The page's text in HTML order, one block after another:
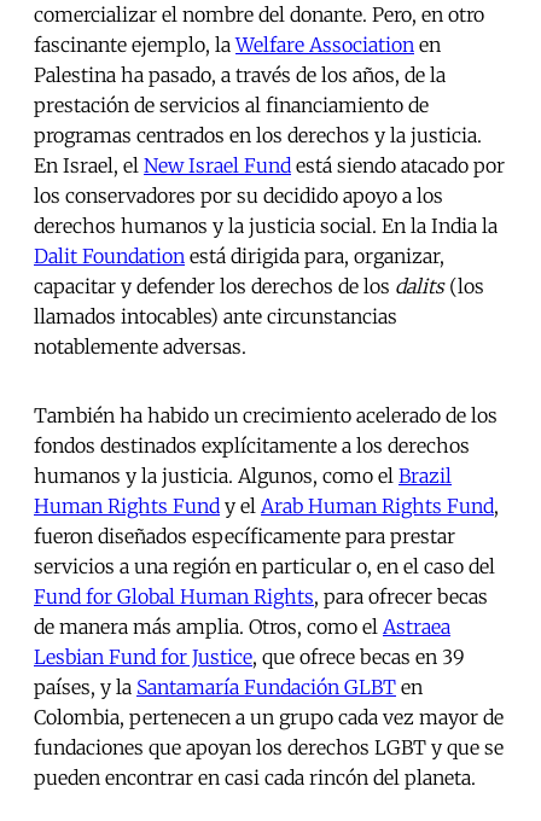
comercializar el nombre del donante. Pero, en otro
fascinante ejemplo, laWelfare Association en
Palestina ha pasado, a través de los años, de la
prestación de servicios al financiamiento de
programas centrados en los derechos y la justicia.
En Israel, el New Israel Fund está siendo atacado por
los conservadores por su decidido apoyo a los
derechos humanos y la justicia social. En la India la
Dalit Foundation está dirigida para, organizar,
capacitar y defender los derechos de los dalits(los
llamados intocables) ante circunstancias
notablemente adversas.
También ha habido un crecimiento acelerado de los
fondos destinados explícitamente a los derechos
humanos y la justicia. Algunos, como el Brazil
Human Rights Fund y el Arab Human Rights Fund,
fueron diseñados específicamente para prestar
servicios a una región en particular o, en el caso del
Fund for Global Human Rights, para ofrecer becas
de manera más amplia. Otros, como el Astraea
Lesbian Fund for Justice, que ofrece becas en 39
países, y la Santamaría Fundación GLBT en
Colombia, pertenecen a un grupo cada vez mayor de
fundaciones que apoyan los derechos LGBT y que se
pueden encontrar en casi cada rincón del planeta.